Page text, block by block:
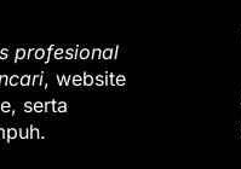
profesional
, website
serta